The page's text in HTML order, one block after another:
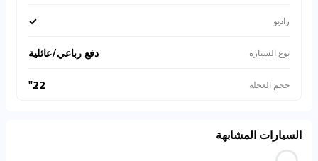
راديو ✓
نوع السيارة دفع رباعي/عائلية
حجم العجلة 22"
السيارات المشابهة